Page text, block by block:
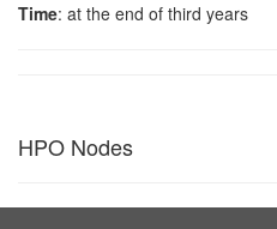
Time: at the end of third years
HPO Nodes